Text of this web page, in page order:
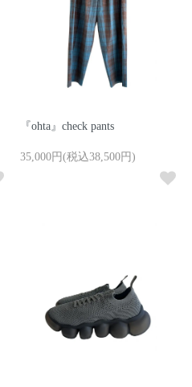
『ohta』check pants
35,000円(税込38,500円)